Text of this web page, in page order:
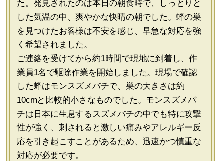
た。発見されたのは本日の朝食時で、しっとりと
した気温の中、爽やかな快晴の朝でした。蜂の巣
を見つけたお客様は不安を感じ、早急な対応を強
く希望されました。
ご連絡を受けてから約1時間で現地に到着し、作
業員1名で駆除作業を開始しました。現場で確認
した蜂はモンスズメバチで、巣の大きさは約
10cmと比較的小さなものでした。モンスズメバ
チは日本に生息するスズメバチの中でも特に攻撃
性が強く、刺されると激しい痛みやアレルギー反
応を引き起こすことがあるため、迅速かつ慎重な
対応が必要です。